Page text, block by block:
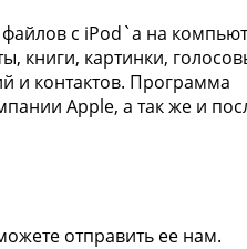
с iPod`а на
книги, картинки,
и контактов. Программа
Apple, а так же и
отправить ее нам.